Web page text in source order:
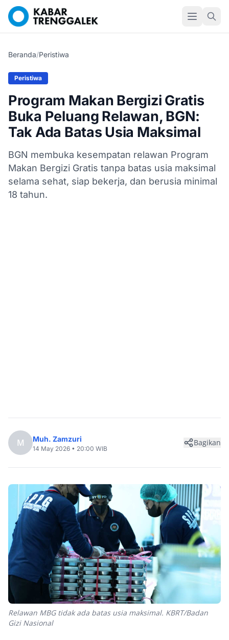
Beranda/Peristiwa
Peristiwa
Program Makan Bergizi Gratis
Buka Peluang Relawan, BGN:
Tak Ada Batas Usia Maksimal
BGN membuka kesempatan relawan Program
Makan Bergizi Gratis tanpa batas usia maksimal
selama sehat, siap bekerja, dan berusia minimal
18 tahun.
M Muh. Zamzuri
14 May 2026 • 20:00 WIB
Bagikan
Relawan MBG tidak ada batas usia maksimal. KBRT/Badan
Gizi Nasional